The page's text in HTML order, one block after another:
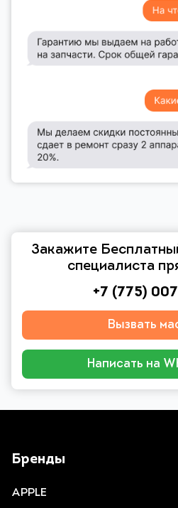
Закажите
специалиста
+7 (775)
Вызвать
Написать на
Бренды
APPLE